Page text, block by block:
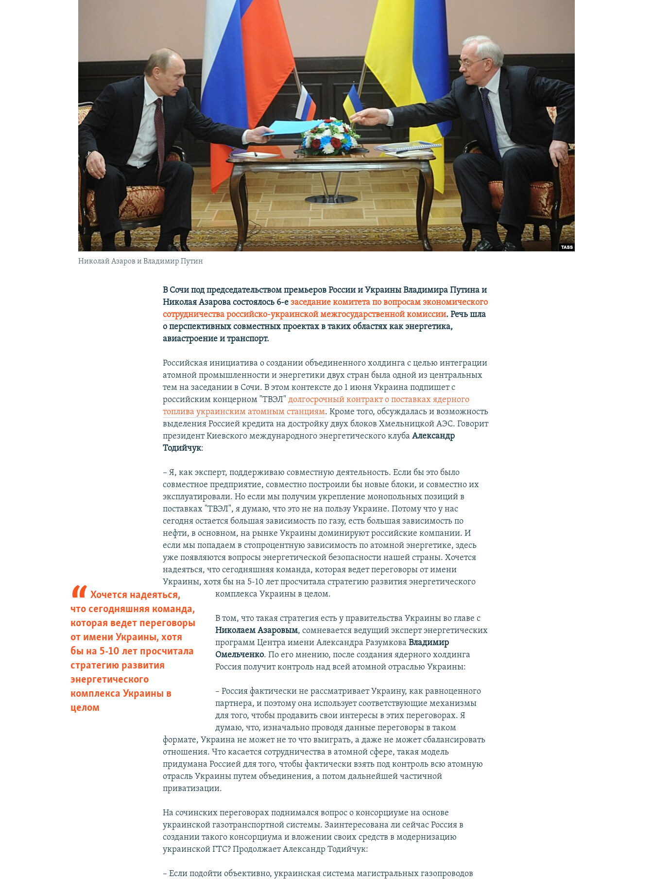
Николай Азаров и Владимир Путин
В Сочи под председательством премьеров России и Украины Владимира Путина и
Николая Азарова состоялось 6-езаседание комитета по вопросам экономического
сотрудничества российско-украинской межгосударственной комиссии. Речь шла
о перспективных совместных проектах в таких областях как энергетика,
авиастроение и транспорт.
Российская инициатива о создании объединенного холдинга с целью интеграции
атомной промышленности и энергетики двух стран была одной из центральных
тем на заседании в Сочи. В этом контексте до 1 июня Украина подпишет с
российским концерном "ТВЭЛ"долгосрочный контракт о поставках ядерного
топлива украинским атомным станциям. Кроме того, обсуждалась и возможность
выделения Россией кредита на достройку двух блоков Хмельницкой АЭС. Говорит
президент Киевского международного энергетического клубаАлександр
Тодийчук:
– Я, как эксперт, поддерживаю совместную деятельность. Если бы это было
совместное предприятие, совместно построили бы новые блоки, и совместно их
эксплуатировали. Но если мы получим укрепление монопольных позиций в
поставках "ТВЭЛ", я думаю, что это не на пользу Украине. Потому что у нас
сегодня остается большая зависимость по газу, есть большая зависимость по
нефти, в основном, на рынке Украины доминируют российские компании. И
если мы попадаем в стопроцентную зависимость по атомной энергетике, здесь
уже появляются вопросы энергетической безопасности нашей страны. Хочется
надеяться, что сегодняшняя команда, которая ведет переговоры от имени
Украины, хотя бы на 5-10 лет просчитала стратегию развития энергетического
комплекса Украины в целом.
Хочется надеяться,
что сегодняшняя команда,
которая ведет переговоры
от имени Украины, хотя
бы на 5-10 лет просчитала
стратегию развития
энергетического
комплекса Украины в
целом
В том, что такая стратегия есть у правительства Украины во главе с
Николаем Азаровым, сомневается ведущий эксперт энергетических
программ Центра имени Александра Разумкова Владимир
Омельченко. По его мнению, после создания ядерного холдинга
Россия получит контроль над всей атомной отраслью Украины:
– Россия фактически не рассматривает Украину, как равноценного
партнера, и поэтому она использует соответствующие механизмы
для того, чтобы продавить свои интересы в этих переговорах. Я
думаю, что, изначально проводя данные переговоры в таком
формате, Украина не может не то что выиграть, а даже не может сбалансировать
отношения. Что касается сотрудничества в атомной сфере, такая модель
придумана Россией для того, чтобы фактически взять под контроль всю атомную
отрасль Украины путем объединения, а потом дальнейшей частичной
приватизации.
На сочинских переговорах поднимался вопрос о консорциуме на основе
украинской газотранспортной системы. Заинтересована ли сейчас Россия в
создании такого консорциума и вложении своих средств в модернизацию
украинской ГТС? Продолжает Александр Тодийчук:
– Если подойти объективно, украинская система магистральных газопроводов